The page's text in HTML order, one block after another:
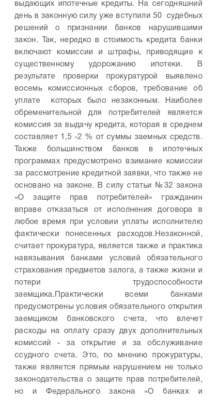
выдающих ипотечные кредиты.
На сегодняшний
день в законную силу уже вступили 50 судебных
решений о признании банков нарушившими
закон. Так, нередко в стоимость кредита банки
включают комиссии и штрафы, приводящие к
существенному удорожанию ипотеки. В
результате проверки прокуратурой выявлено
восемь комиссионных сборов, требование об
уплате которых было незаконным. Наиболее
обременительной для потребителей является
комиссия за выдачу кредита, которая в среднем
составляет 1,5 -2 % от суммы заемных средств.
Также большинством банков в ипотечных
программах предусмотрено взимание комиссии
за рассмотрение кредитной заявки, что также не
основано на законе. В силу статьи №32 закона
«О защите прав потребителей» гражданин
вправе отказаться от исполнения договора в
любое время при условии уплаты исполнителю
фактически понесенных расходов. Незаконной,
считает прокуратура, является также и практика
навязывания банками условий обязательного
страхования предметов залога, а также жизни и
потери трудоспособности
заемщика.
Практически всеми банками
предусмотрены условия обязательного открытия
заемщиком банковского счета, что влечет
расходы на оплату сразу двух дополнительных
комиссий - за открытие и за обслуживание
ссудного счета. Это, по мнению прокуратуры,
также является прямым нарушением не только
законодательства о защите прав потребителей,
но и Федерального закона «О банках и